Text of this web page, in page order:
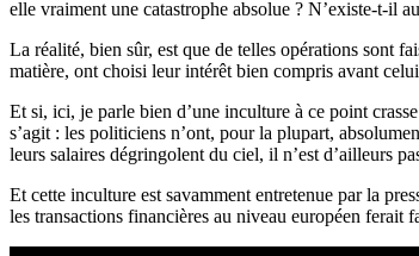
elle vraiment une catastrophe absolue ? N’existe-t-il
La réalité, bien sûr, est que de telles opérations sont
matière, ont choisi leur intérêt bien compris avant
Et si, ici, je parle bien d’une inculture à ce point
s’agit : les politiciens n’ont, pour la plupart,
leurs salaires dégringolent du ciel, il n’est d’ailleurs
Et cette inculture est savamment entretenue par la
les transactions financières au niveau européen ferait